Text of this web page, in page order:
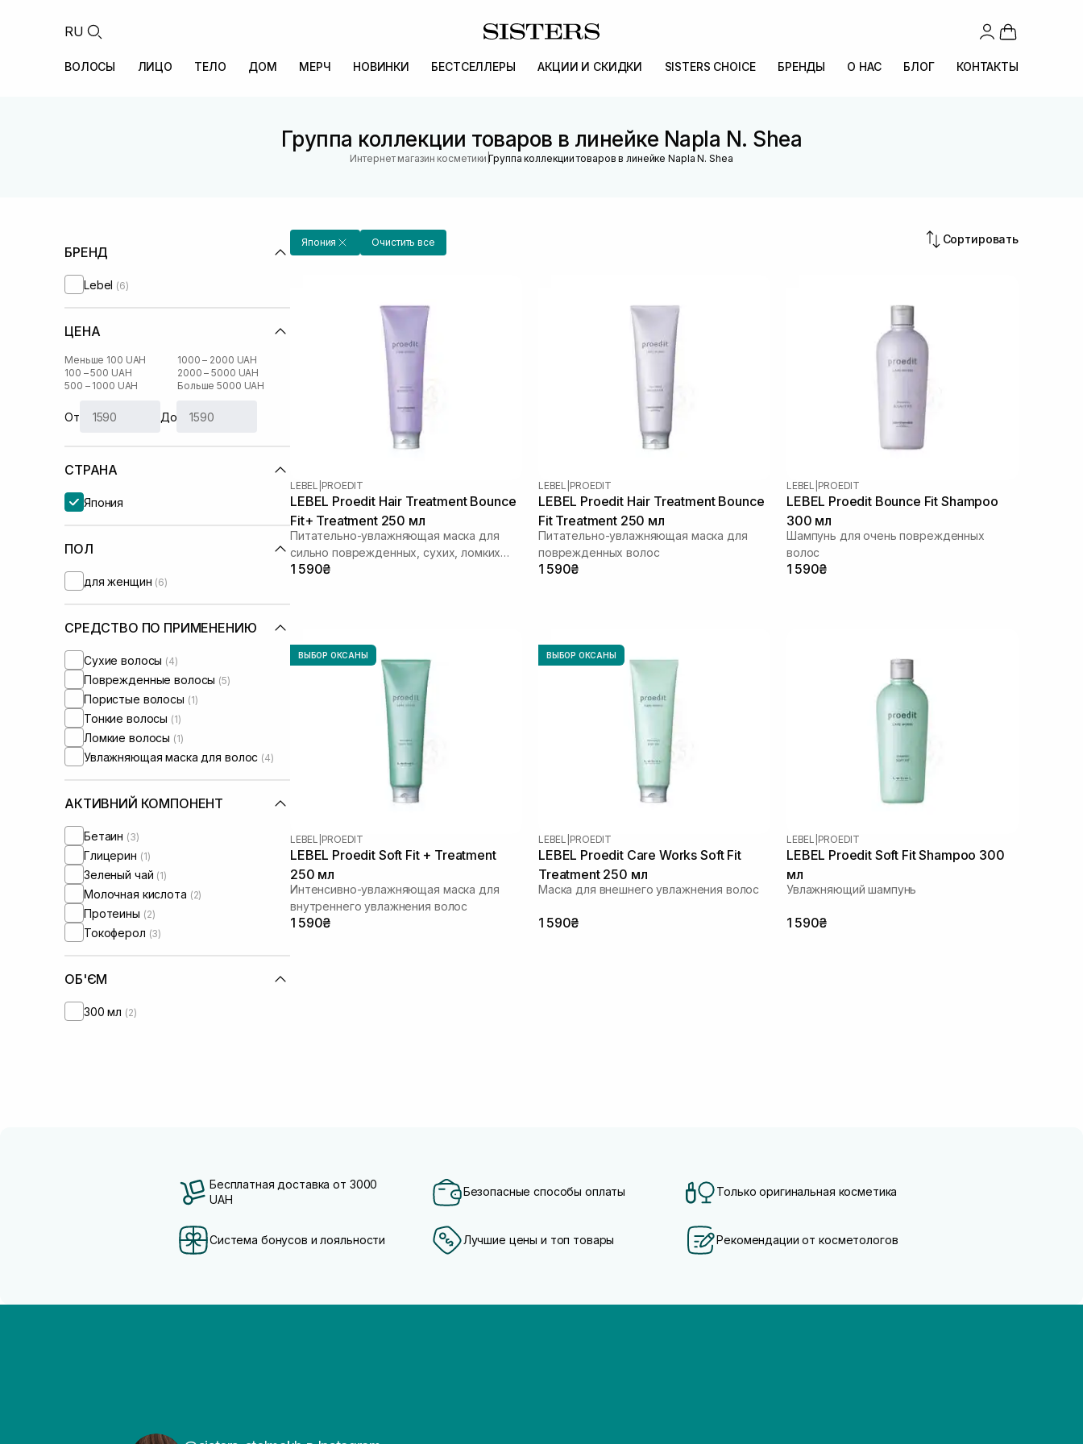
RU
ВОЛОСЫ ЛИЦО ТЕЛО ДОМ МЕРЧ НОВИНКИ БЕСТСЕЛЛЕРЫ АКЦИИ И СКИДКИ SISTERS CHOICE БРЕНДЫ О НАС БЛОГ КОНТАКТЫ
Группа коллекции товаров в линейке Napla N. Shea
Интернет магазин косметики |Группа коллекции товаров в линейке Napla N. Shea
БРЕНД
Lebel (6)
ЦЕНА
Меньше 100 UAH
100 – 500 UAH
500 – 1000 UAH
1000 – 2000 UAH
2000 – 5000 UAH
Больше 5000 UAH
От До
СТРАНА
Япония
ПОЛ
для женщин (6)
СРЕДСТВО ПО ПРИМЕНЕНИЮ
Сухие волосы (4)
Поврежденные волосы (5)
Пористые волосы (1)
Тонкие волосы (1)
Ломкие волосы (1)
Увлажняющая маска для волос (4)
АКТИВНИЙ КОМПОНЕНТ
Бетаин (3)
Глицерин (1)
Зеленый чай (1)
Молочная кислота (2)
Протеины (2)
Токоферол (3)
ОБ'ЄМ
300 мл (2)
Япония Очистить все Сортировать
LEBEL PROEDIT
LEBEL Proedit Hair Treatment Bounce
Fit+ Treatment 250 мл
Питательно-увлажняющая маска для
сильно поврежденных, сухих, ломких
волос
1 590₴
LEBEL PROEDIT
LEBEL Proedit Hair Treatment Bounce
Fit Treatment 250 мл
Питательно-увлажняющая маска для
поврежденных волос
1 590₴
LEBEL PROEDIT
LEBEL Proedit Bounce Fit Shampoo
300 мл
Шампунь для очень поврежденных
волос
1 590₴
ВЫБОР ОКСАНЫ
LEBEL PROEDIT
LEBEL Proedit Soft Fit + Treatment
250 мл
Интенсивно-увлажняющая маска для
внутреннего увлажнения волос
1 590₴
ВЫБОР ОКСАНЫ
LEBEL PROEDIT
LEBEL Proedit Care Works Soft Fit
Treatment 250 мл
Маска для внешнего увлажнения волос
1 590₴
LEBEL PROEDIT
LEBEL Proedit Soft Fit Shampoo 300
мл
Увлажняющий шампунь
1 590₴
Бесплатная доставка от 3000
UAH
Безопасные способы оплаты Только оригинальная косметика
Система бонусов и лояльности Лучшие цены и топ товары Рекомендации от косметологов